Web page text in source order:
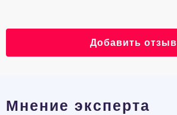
Добавить отзыв
Мнение эксперта